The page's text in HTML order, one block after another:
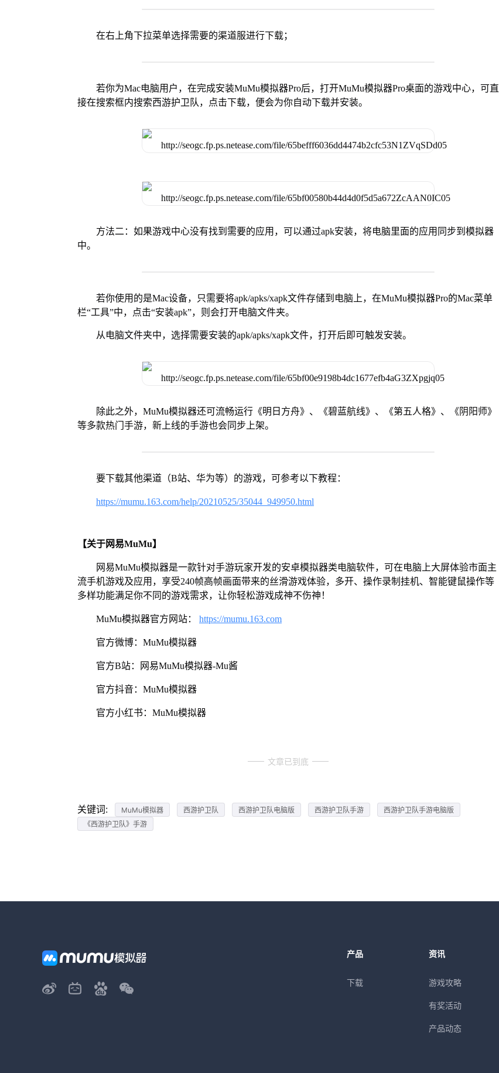
在右上角下拉菜单选择需要的渠道服进行下载；
若你为Mac电脑用户，在完成安装MuMu模拟器Pro后，打开MuMu模拟器Pro桌面的游戏中心，可直
接在搜索框内搜索西游护卫队，点击下载，便会为你自动下载并安装。
方法二：如果游戏中心没有找到需要的应用，可以通过apk安装，将电脑里面的应用同步到模拟器
中。
若你使用的是Mac设备，只需要将apk/apks/xapk文件存储到电脑上，在MuMu模拟器Pro的Mac菜单
栏“工具”中，点击“安装apk”，则会打开电脑文件夹。
从电脑文件夹中，选择需要安装的apk/apks/xapk文件，打开后即可触发安装。
除此之外，MuMu模拟器还可流畅运行《明日方舟》、《碧蓝航线》、《第五人格》、《阴阳师》
等多款热门手游，新上线的手游也会同步上架。
要下载其他渠道（B站、华为等）的游戏，可参考以下教程：
https://mumu.163.com/help/20210525/35044_949950.html
【关于网易MuMu】
网易MuMu模拟器是一款针对手游玩家开发的安卓模拟器类电脑软件，可在电脑上大屏体验市面主
流手机游戏及应用，享受240帧高帧画面带来的丝滑游戏体验，多开、操作录制挂机、智能键鼠操作等
多样功能满足你不同的游戏需求，让你轻松游戏成神不伤神！
MuMu模拟器官方网站： https://mumu.163.com
官方微博：MuMu模拟器
官方B站：网易MuMu模拟器-Mu酱
官方抖音：MuMu模拟器
官方小红书：MuMu模拟器
文章已到底
关键词: MuMu模拟器 西游护卫队 西游护卫队电脑版 西游护卫队手游
西游护卫队手游电脑版
《西游护卫队》手游
产品
下载
资讯
游戏攻略
有奖活动
产品动态